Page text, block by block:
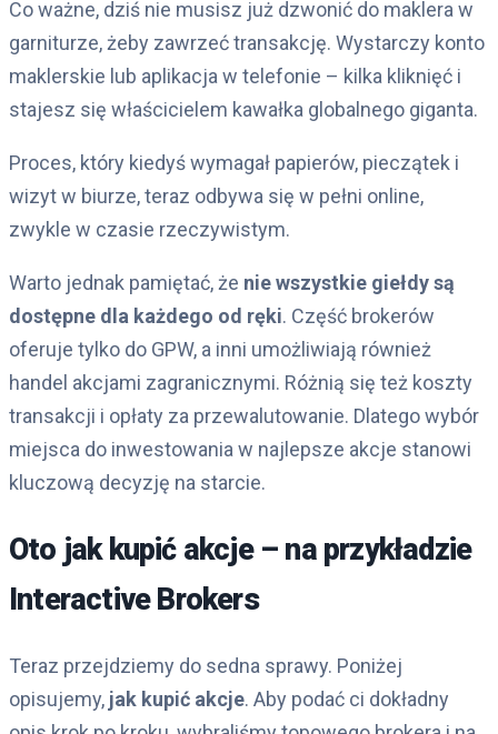
Co ważne, dziś nie musisz już dzwonić do maklera w
garniturze, żeby zawrzeć transakcję. Wystarczy konto
maklerskie lub aplikacja w telefonie – kilka kliknięć i
stajesz się właścicielem kawałka globalnego giganta.
Proces, który kiedyś wymagał papierów, pieczątek i
wizyt w biurze, teraz odbywa się w pełni online,
zwykle w czasie rzeczywistym.
Warto jednak pamiętać, że nie wszystkie giełdy są
dostępne dla każdego od ręki. Część brokerów
oferuje tylko do GPW, a inni umożliwiają również
handel akcjami zagranicznymi. Różnią się też koszty
transakcji i opłaty za przewalutowanie. Dlatego wybór
miejsca do inwestowania w najlepsze akcje stanowi
kluczową decyzję na starcie.
Oto jak kupić akcje – na przykładzie
Interactive Brokers
Teraz przejdziemy do sedna sprawy. Poniżej
opisujemy, jak kupić akcje. Aby podać ci dokładny